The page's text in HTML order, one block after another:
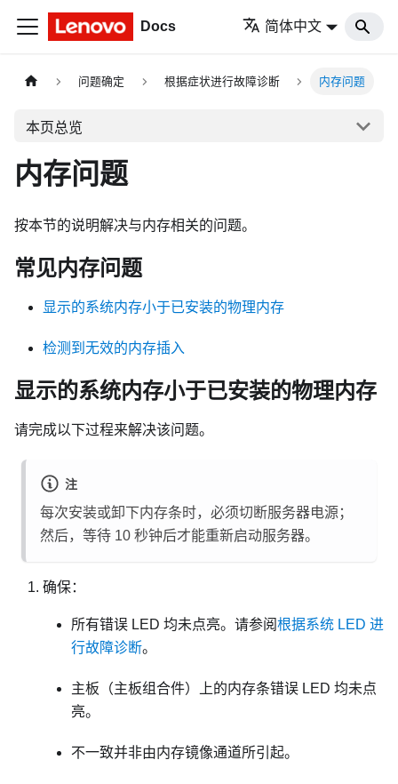
Docs 简体中文
问题确定 根据症状进行故障诊断 内存问题
本页总览
内存问题
按本节的说明解决与内存相关的问题。
常见内存问题
显示的系统内存小于已安装的物理内存
检测到无效的内存插入
显示的系统内存小于已安装的物理内存
请完成以下过程来解决该问题。
注
每次安装或卸下内存条时，必须切断服务器电源；
然后，等待 10 秒钟后才能重新启动服务器。
确保：
所有错误 LED 均未点亮。请参阅根据系统 LED 进
行故障诊断。
主板（主板组合件）上的内存条错误 LED 均未点
亮。
不一致并非由内存镜像通道所引起。